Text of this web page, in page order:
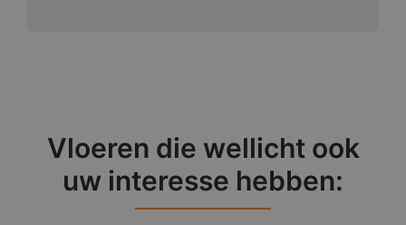
Vloeren die wellicht ook
uw interesse hebben: